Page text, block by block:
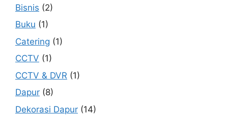
Bisnis (2)
Buku (1)
Catering (1)
CCTV (1)
CCTV & DVR (1)
Dapur (8)
Dekorasi Dapur (14)